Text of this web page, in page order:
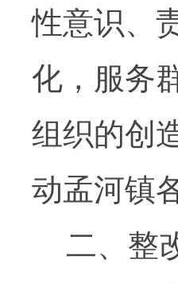
性意识、
化，服务
组织的创
动孟河镇
二、整